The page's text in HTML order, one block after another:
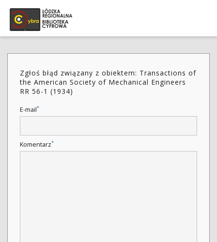
Zgłoś błąd związany z obiektem: Transactions of
the American Society of Mechanical Engineers
RR 56-1 (1934)
E-mail*
Komentarz*